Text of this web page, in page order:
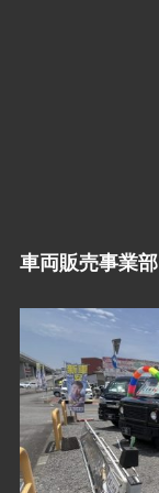
車両販売事業部